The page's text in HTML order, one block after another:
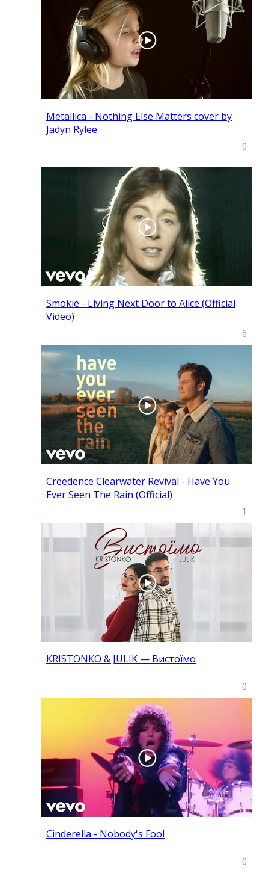
Metallica - Nothing Else Matters cover by
Jadyn Rylee
0
Smokie - Living Next Door to Alice (Official
Video)
6
Creedence Clearwater Revival - Have You
Ever Seen The Rain (Official)
1
KRISTONKO & JULIK — Вистоїмо
0
Cinderella - Nobody's Fool
0